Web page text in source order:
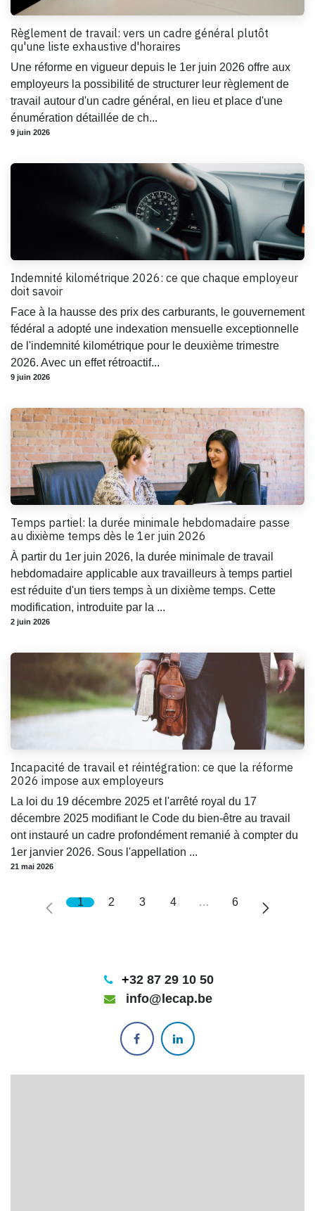
Règlement de travail: vers un cadre général plutôt
qu'une liste exhaustive d'horaires
Une réforme en vigueur depuis le 1er juin 2026 offre aux
employeurs la possibilité de structurer leur règlement de
travail autour d'un cadre général, en lieu et place d'une
énumération détaillée de ch...
9 juin 2026
Indemnité kilométrique 2026: ce que chaque employeur
doit savoir
Face à la hausse des prix des carburants, le gouvernement
fédéral a adopté une indexation mensuelle exceptionnelle
de l'indemnité kilométrique pour le deuxième trimestre
2026. Avec un effet rétroactif...
9 juin 2026
Temps partiel: la durée minimale hebdomadaire passe
au dixième temps dès le 1er juin 2026
À partir du 1er juin 2026, la durée minimale de travail
hebdomadaire applicable aux travailleurs à temps partiel
est réduite d'un tiers temps à un dixième temps. Cette
modification, introduite par la ...
2 juin 2026
Incapacité de travail et réintégration: ce que la réforme
2026 impose aux employeurs
La loi du 19 décembre 2025 et l'arrêté royal du 17
décembre 2025 modifiant le Code du bien-être au travail
ont instauré un cadre profondément remanié à compter du
1er janvier 2026. Sous l'appellation ...
21 mai 2026
1 2 3 4 … 6
+32 87 29 10 50
info@lecap.be